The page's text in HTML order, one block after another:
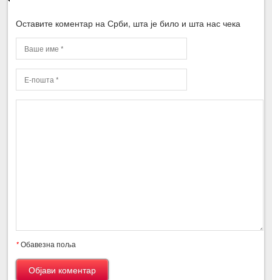
Оставите коментар на Срби, шта је било и шта нас чека
*Обавезна поља